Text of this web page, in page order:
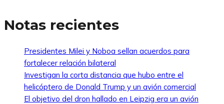
Notas recientes
Presidentes Milei y Noboa sellan acuerdos para
fortalecer relación bilateral
Investigan la corta distancia que hubo entre el
helicóptero de Donald Trump y un avión comercial
El objetivo del dron hallado en Leipzig era un avión